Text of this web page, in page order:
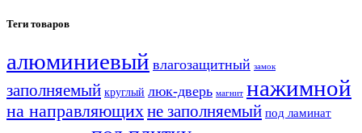
Теги товаров
алюминиевый влагозащитный замок
заполняемый круглый люк-дверь магнит нажимной
на направляющихне заполняемый под ламинат